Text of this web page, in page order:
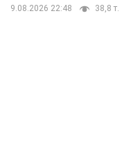
9.08.2026 22:48 38,8 т.